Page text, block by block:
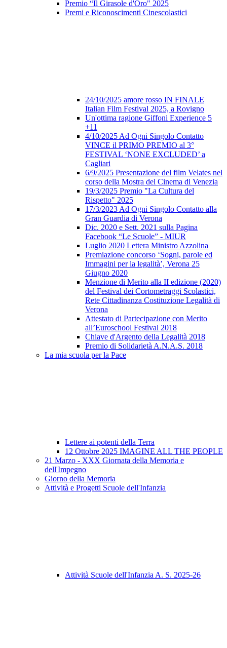
Premio “Il Girasole d'Oro" 2025
Premi e Riconoscimenti Cinescolastici
24/10/2025 amore rosso IN FINALE
Italian Film Festival 2025, a Rovigno
Un'ottima ragione Giffoni Experience 5
+11
4/10/2025 Ad Ogni Singolo Contatto
VINCE il PRIMO PREMIO al 3°
FESTIVAL ‘NONE EXCLUDED’ a
Cagliari
6/9/2025 Presentazione del film Velates nel
corso della Mostra del Cinema di Venezia
19/3/2025 Premio "La Cultura del
Rispetto" 2025
17/3/2023 Ad Ogni Singolo Contatto alla
Gran Guardia di Verona
Dic. 2020 e Sett. 2021 sulla Pagina
Facebook “Le Scuole” - MIUR
Luglio 2020 Lettera Ministro Azzolina
Premiazione concorso ‘Sogni, parole ed
Immagini per la legalità’, Verona 25
Giugno 2020
Menzione di Merito alla II edizione (2020)
del Festival dei Cortometraggi Scolastici,
Rete Cittadinanza Costituzione Legalità di
Verona
Attestato di Partecipazione con Merito
all’Euroschool Festival 2018
Chiave d'Argento della Legalità 2018
Premio di Solidarietà A.N.A.S. 2018
La mia scuola per la Pace
Lettere ai potenti della Terra
12 Ottobre 2025 IMAGINE ALL THE PEOPLE
21 Marzo - XXX Giornata della Memoria e
dell'Impegno
Giorno della Memoria
Attività e Progetti Scuole dell'Infanzia
Attività Scuole dell'Infanzia A. S. 2025-26